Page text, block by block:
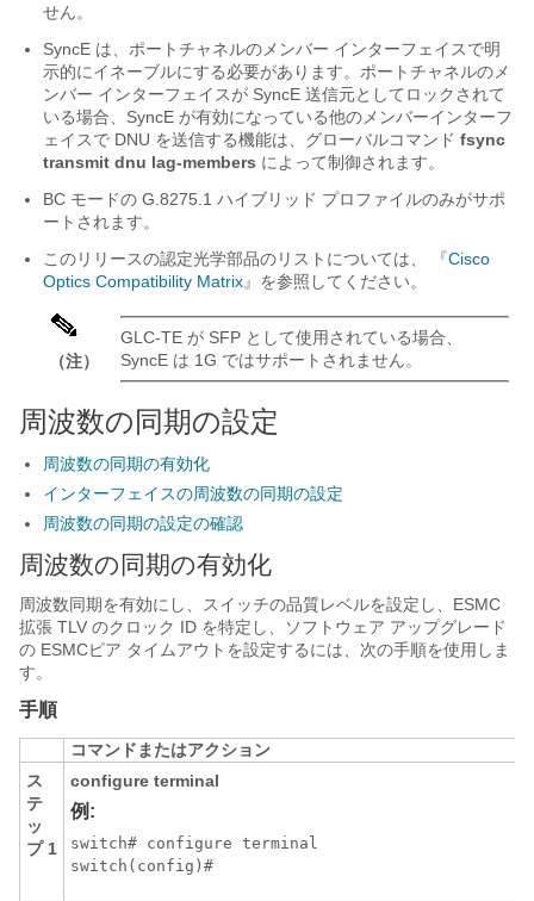
せん。
SyncE は、ポートチャネルのメンバー インターフェイスで明
示的にイネーブルにする必要があります。ポートチャネルのメ
ンバー インターフェイスが SyncE 送信元としてロックされて
いる場合、SyncE が有効になっている他のメンバーインターフ
ェイスで DNU を送信する機能は、グローバルコマンド fsync
transmit dnu lag-members によって制御されます。
BC モードの G.8275.1 ハイブリッド プロファイルのみがサポ
ートされます。
このリリースの認定光学部品のリストについては、 『Cisco
Optics Compatibility Matrix』を参照してください。
（注）
GLC-TE が SFP として使用されている場合、
SyncE は 1G ではサポートされません。
周波数の同期の設定
周波数の同期の有効化
インターフェイスの周波数の同期の設定
周波数の同期の設定の確認
周波数の同期の有効化
周波数同期を有効にし、スイッチの品質レベルを設定し、ESMC
拡張 TLV のクロック ID を特定し、ソフトウェア アップグレード
の ESMCピア タイムアウトを設定するには、次の手順を使用しま
す。
手順
コマンドまたはアクション
ス
テ
ッ
プ 1
configure terminal
例:
switch# configure terminal